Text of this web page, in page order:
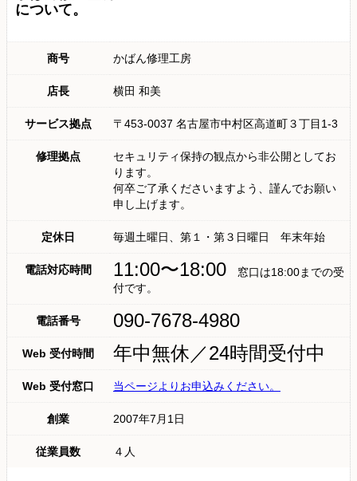
について。
商号 かばん修理工房
店長 横田 和美
サービス拠点 〒453-0037 名古屋市中村区高道町３丁目1-3
修理拠点
セキュリティ保持の観点から非公開としてお
ります。
何卒ご了承くださいますよう、謹んでお願い
申し上げます。
定休日 毎週土曜日、第１・第３日曜日 年末年始
電話対応時間 11:00〜18:00窓口は18:00までの受
付です。
電話番号 090-7678-4980
Web 受付時間 年中無休／24時間受付中
Web 受付窓口 当ページよりお申込みください。
創業 2007年7月1日
従業員数 ４人